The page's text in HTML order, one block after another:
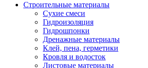
Строительные материалы
Сухие смеси
Гидроизоляция
Гидрошпонки
Дренажные материалы
Клей, пена, герметики
Кровля и водосток
Листовые материалы